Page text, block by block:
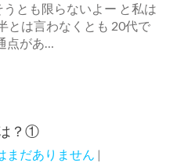
とも限らないよー と私は
とは言わなくとも 20代で
点があ…
？①
まだありません |